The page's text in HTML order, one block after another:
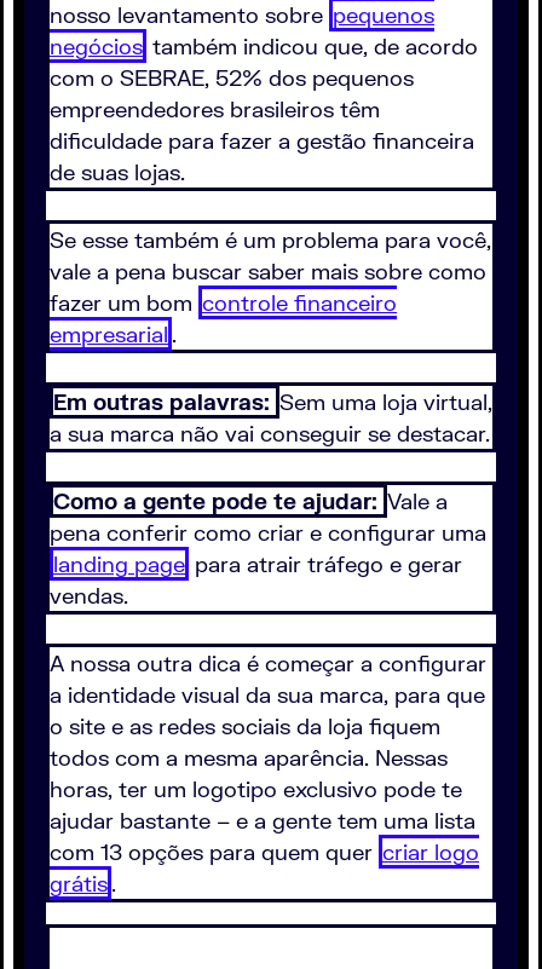
nosso levantamento sobre pequenos
negócios também indicou que, de acordo
com o SEBRAE, 52% dos pequenos
empreendedores brasileiros têm
dificuldade para fazer a gestão financeira
de suas lojas.
Se esse também é um problema para você,
vale a pena buscar saber mais sobre como
fazer um bom controle financeiro
empresarial .
Em outras palavras: Sem uma loja virtual,
a sua marca não vai conseguir se destacar.
Como a gente pode te ajudar: Vale a
pena conferir como criar e configurar uma
landing page para atrair tráfego e gerar
vendas.
A nossa outra dica é começar a configurar
a identidade visual da sua marca, para que
o site e as redes sociais da loja fiquem
todos com a mesma aparência. Nessas
horas, ter um logotipo exclusivo pode te
ajudar bastante – e a gente tem uma lista
com 13 opções para quem quer criar logo
grátis.